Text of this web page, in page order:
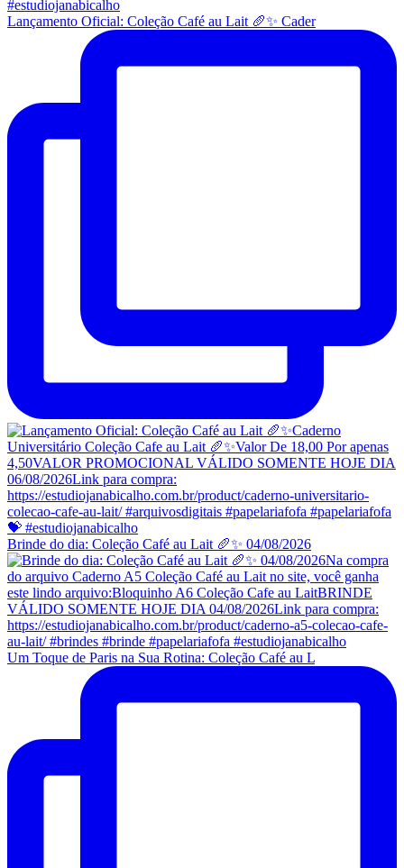
Lançamento Oficial: Coleção Café au Lait 🥖✨ Cader
Brinde do dia: Coleção Café au Lait 🥖✨ 04/08/2026
Um Toque de Paris na Sua Rotina: Coleção Café au L